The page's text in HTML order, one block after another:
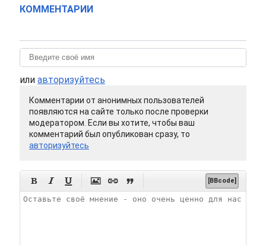
КОММЕНТАРИИ
или авторизуйтесь
Комментарии от анонимных пользователей
появляются на сайте только после проверки
модератором. Если вы хотите, чтобы ваш
комментарий был опубликован сразу, то
авторизуйтесь
      [BBcode]